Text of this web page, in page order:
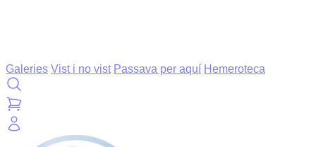
Galeries Vist i no vist Passava per aquí Hemeroteca